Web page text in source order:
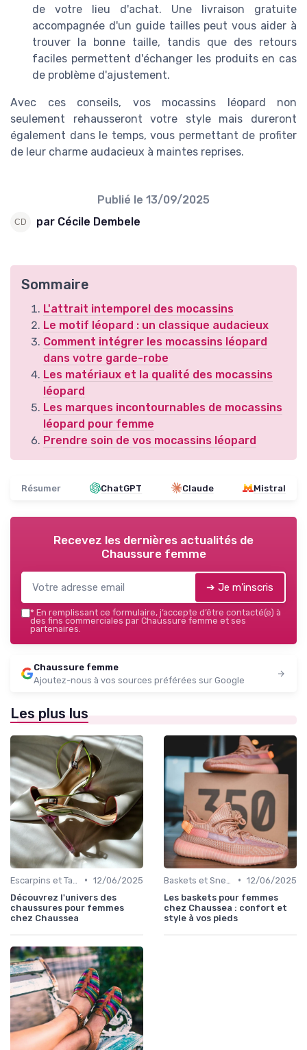
de votre lieu d'achat. Une livraison gratuite
accompagnée d'un guide tailles peut vous aider à
trouver la bonne taille, tandis que des retours
faciles permettent d'échanger les produits en cas
de problème d'ajustement.
Avec ces conseils, vos mocassins léopard non
seulement rehausseront votre style mais dureront
également dans le temps, vous permettant de profiter
de leur charme audacieux à maintes reprises.
Publié le 13/09/2025
par Cécile Dembele
Sommaire
L'attrait intemporel des mocassins
Le motif léopard : un classique audacieux
Comment intégrer les mocassins léopard
dans votre garde-robe
Les matériaux et la qualité des mocassins
léopard
Les marques incontournables de mocassins
léopard pour femme
Prendre soin de vos mocassins léopard
Résumer ChatGPT Claude Mistral
Recevez les dernières actualités de
Chaussure femme
➔ Je m'inscris
* En remplissant ce formulaire, j’accepte d’être contacté(e) à
des fins commerciales par Chaussure femme et ses
partenaires.
Chaussure femme
Ajoutez-nous à vos sources préférées sur Google
Les plus lus
• 12/06/2025
Découvrez l'univers des
chaussures pour femmes
chez Chaussea
• 12/06/2025
Les baskets pour femmes
chez Chaussea : confort et
style à vos pieds